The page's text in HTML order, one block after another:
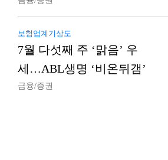
보험업계기상도
7월 다섯째 주 ‘맑음’ 우
세…ABL생명 ‘비온뒤갬’
금융/증권